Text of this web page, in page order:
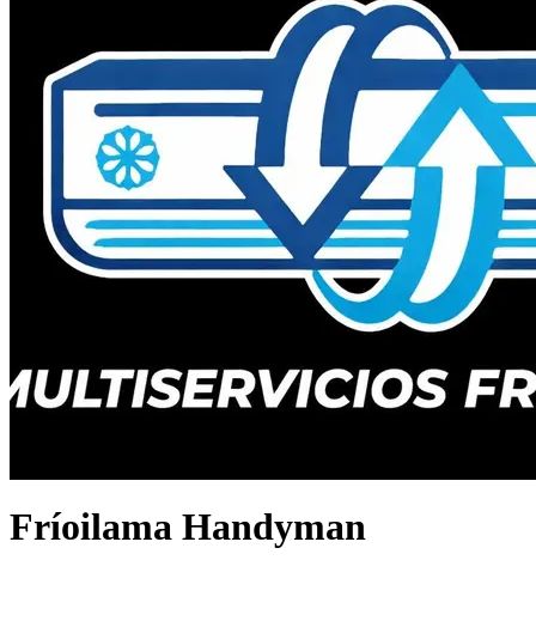
Fríoilama Handyman